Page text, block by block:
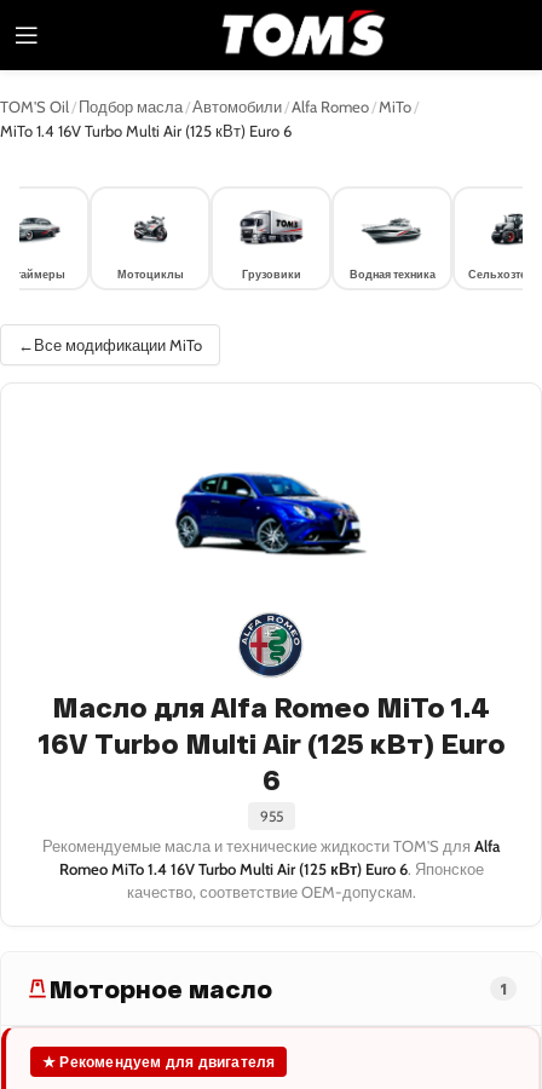
TOM'S Oil /Подбор масла/Автомобили/Alfa Romeo/MiTo/
MiTo 1.4 16V Turbo Multi Air (125 кВт) Euro 6
Мотоциклы Грузовики Водная техника
Все модификации MiTo
Масло для Alfa Romeo MiTo 1.4
16V Turbo Multi Air (125 кВт) Euro
6
955
Рекомендуемые масла и технические жидкости TOM'S для Alfa
Romeo MiTo 1.4 16V Turbo Multi Air (125 кВт) Euro 6. Японское
качество, соответствие OEM-допускам.
Моторное масло 1
★ Рекомендуем для двигателя